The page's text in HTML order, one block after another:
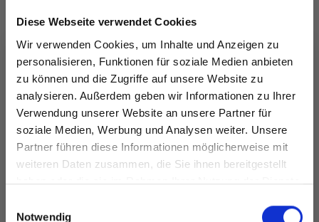
Diese Webseite verwendet Cookies
Wir verwenden Cookies, um Inhalte und Anzeigen zu
personalisieren, Funktionen für soziale Medien anbieten
zu können und die Zugriffe auf unsere Website zu
analysieren. Außerdem geben wir Informationen zu Ihrer
Verwendung unserer Website an unsere Partner für
soziale Medien, Werbung und Analysen weiter. Unsere
Partner führen diese Informationen möglicherweise mit
weiteren Daten zusammen, die Sie ihnen bereitgestellt
haben oder die sie im Rahmen Ihrer Nutzung der Dienste
Notwendig
ansehen
ANDERE HABEN SICH AUCH ANGESEHEN
Spare bis zu 50%
und erhalte exklusiven Zugang zu